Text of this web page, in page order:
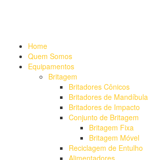
Home
Quem Somos
Equipamentos
Britagem
Britadores Cônicos
Britadores de
Britadores de Impacto
Conjunto de Britagem
Britagem Fixa
Britagem Móvel
Reciclagem de Entulho
Alimentadores